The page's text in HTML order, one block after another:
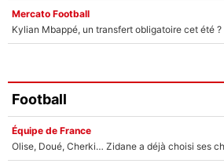
Mercato Football
Kylian Mbappé, un transfert obligatoire cet été ?
Football
Équipe de France